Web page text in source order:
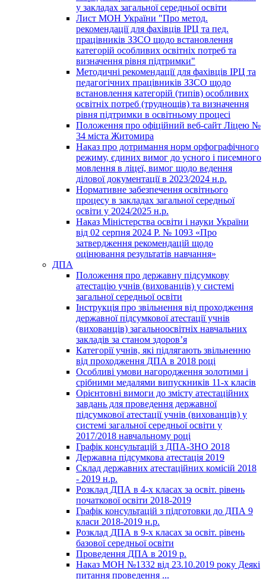
у закладах загальної середньої освіти
Лист МОН України "Про метод.
рекомендації для фахівців ІРЦ та пед.
працівників ЗЗСО щодо встановлення
категорій особливих освітніх потреб та
визначення рівня підтримки"
Методичні рекомендації для фахівців ІРЦ та
педагогічних працівників ЗЗСО щодо
встановлення категорій (типів) особливих
освітніх потреб (труднощів) та визначення
рівня підтримки в освітньому процесі
Положення про офіційний веб-сайт Ліцею №
34 міста Житомира
Наказ про дотримання норм орфографічного
режиму, єдиних вимог до усного і писемного
мовлення в ліцеї, вимог щодо ведення
ділової документації в 2023/2024 н.р.
Нормативне забезпечення освітнього
процесу в закладах загальної середньої
освіти у 2024/2025 н.р.
Наказ Міністерства освіти і науки України
від 02 серпня 2024 Р. № 1093 «Про
затвердження рекомендацій щодо
оцінювання результатів навчання»
ДПА
Положення про державну підсумкову
атестацію учнів (вихованців) у системі
загальної середньої освіти
Інструкція про звільнення від проходження
державної підсумкової атестації учнів
(вихованців) загальноосвітніх навчальних
закладів за станом здоров’я
Категорії учнів, які підлягають звільненню
від проходження ДПА в 2018 році
Особливі умови нагородження золотими і
срібними медалями випускників 11-х класів
Орієнтовні вимоги до змісту атестаційних
завдань для проведення державної
підсумкової атестації учнів (вихованців) у
системі загальної середньої освіти у
2017/2018 навчальному році
Графік консультацій з ДПА-ЗНО 2018
Державна підсумкова атестація 2019
Склад державних атестаційних комісій 2018
- 2019 н.р.
Розклад ДПА в 4-х класах за освіт. рівень
початкової освіти 2018-2019
Графік консультацій з підготовки до ДПА 9
класи 2018-2019 н.р.
Розклад ДПА в 9-х класах за освіт. рівень
базової середньої освіти
Проведення ДПА в 2019 р.
Наказ МОН №1332 від 23.10.2019 року Деякі
питання проведення ...